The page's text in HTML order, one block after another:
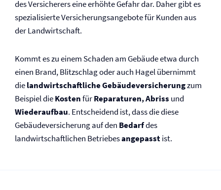
des Versicherers eine erhöhte Gefahr dar. Daher gibt es
spezialisierte Versicherungsangebotefür Kunden aus
der Landwirtschaft.
Kommt es zu einem Schaden am Gebäude etwa durch
einen Brand, Blitzschlag oder auch Hagel übernimmt
dielandwirtschaftliche Gebäude­versicherungzum
Beispiel dieKostenfürReparaturen, Abriss und
Wiederaufbau. Entscheidend ist, dass die diese
Gebäude­versicherung auf den Bedarfdes
landwirtschaftlichen Betriebesangepasstist.